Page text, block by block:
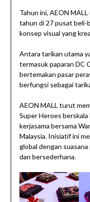
Tahun ini, AEON
tahun di 27 pusat beli-
konsep visual yang
Antara tarikan utama
termasuk paparan DC
bertemakan pasar
berfungsi sebagai
AEON MALL turut
Super Heroes berskala
kerjasama bersama
Malaysia. Inisiatif ini
global dengan
dan bersederhana.